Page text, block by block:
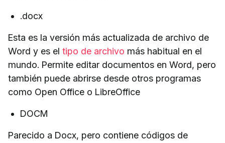
.docx
Esta es la versión más actualizada de archivo de
Word y es el tipo de archivo más habitual en el
mundo. Permite editar documentos en Word, pero
también puede abrirse desde otros programas
como Open Office o LibreOffice
DOCM
Parecido a Docx, pero contiene códigos de